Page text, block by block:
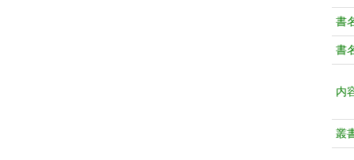
書
書
内
叢